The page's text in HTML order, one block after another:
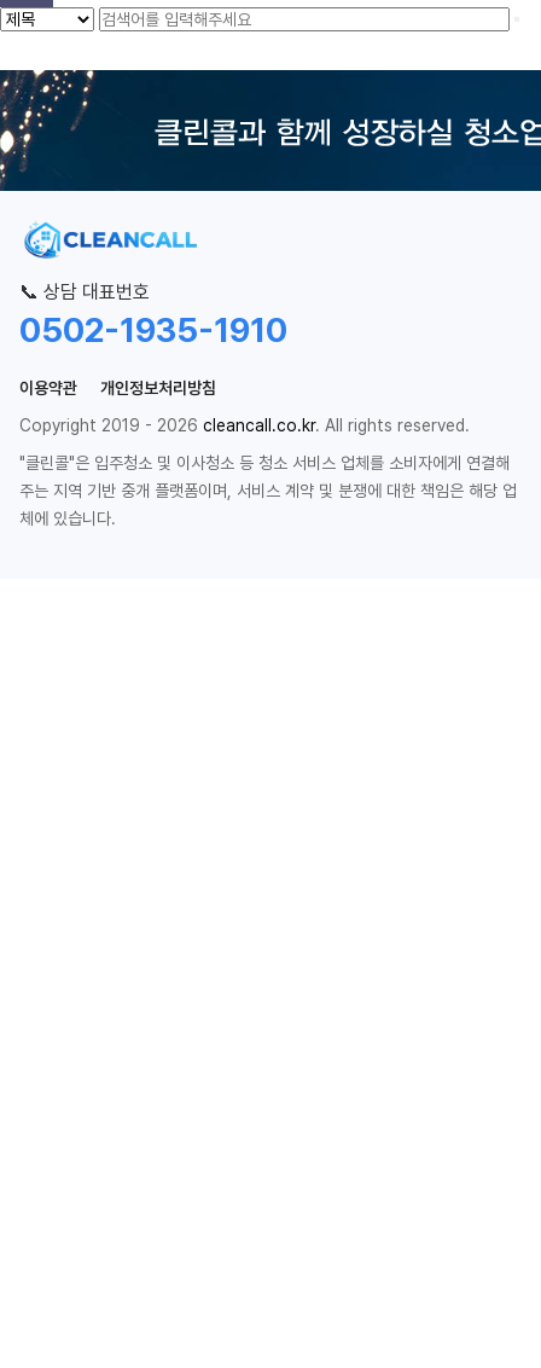
📞 상담 대표번호
0502-1935-1910
이용약관
개인정보처리방침
Copyright 2019 - 2026 cleancall.co.kr. All rights reserved.
"클린콜"은 입주청소 및 이사청소 등 청소 서비스 업체를 소비자에게 연결해
주는 지역 기반 중개 플랫폼이며, 서비스 계약 및 분쟁에 대한 책임은 해당 업
체에 있습니다.